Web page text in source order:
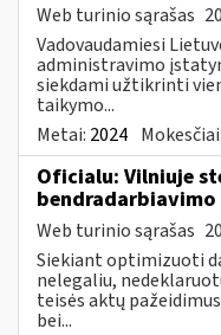
Web turinio sąrašas
Vadovaudamiesi
administravimo
siekdami užtikrinti
taikymo...
Metai: 2024 Mokesčiai:
Oficialu: Vilniuje
bendradarbiavimo
Web turinio sąrašas
Siekiant optimizuoti
nelegaliu,
teisės aktų
bei...